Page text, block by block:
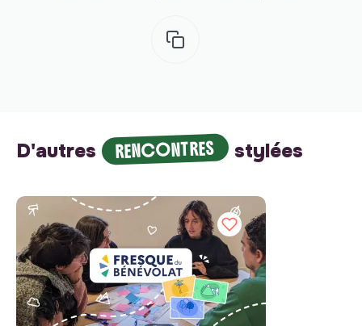
D'autres RENCONTRES stylées